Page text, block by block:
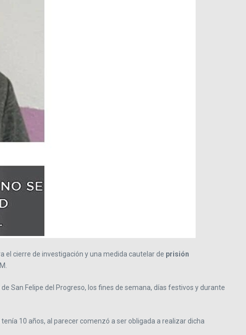
el cierre de investigación y una medida cautelar de prisión
San Felipe del Progreso, los fines de semana, días festivos y durante
10 años, al parecer comenzó a ser obligada a realizar dicha